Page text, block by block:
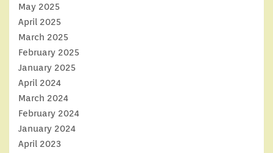
May 2025
April 2025
March 2025
February 2025
January 2025
April 2024
March 2024
February 2024
January 2024
April 2023